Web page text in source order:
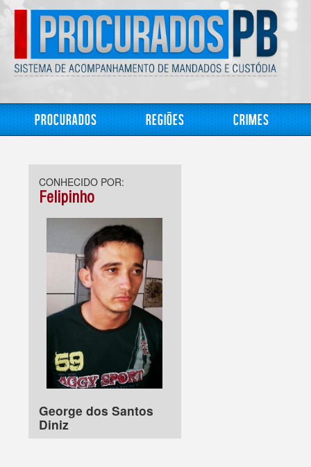
Procurados Regiões Crimes
CONHECIDO POR:
Felipinho
George dos Santos
Diniz